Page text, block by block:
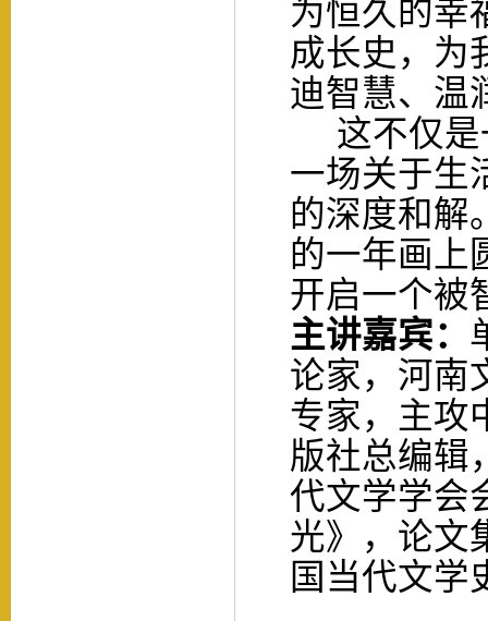
为恒久的幸
成长史，为
迪智慧、温
这不仅
一场关于生
的深度和解
的一年画上
开启一个被
主讲嘉宾：
论家，河南
专家，主攻
版社总编辑
代文学学会
光》，论文
国当代文学